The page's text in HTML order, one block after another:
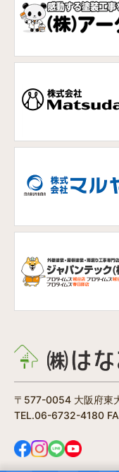
〒577-0054 大阪府東
TEL.06-6732-4180